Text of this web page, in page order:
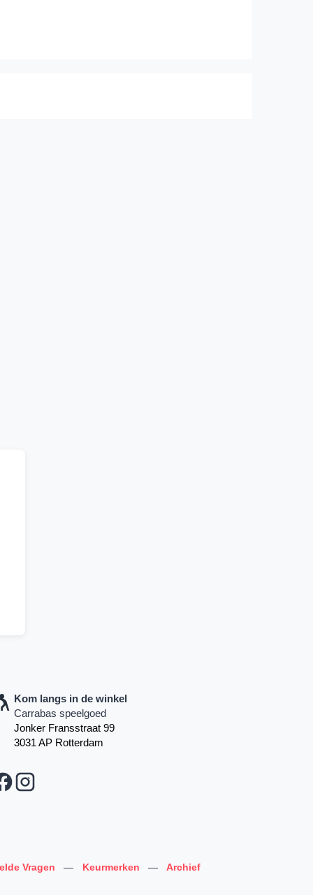
Kom langs in de winkel
Carrabas speelgoed
Jonker Fransstraat 99
3031 AP Rotterdam
Vragen — Keurmerken — Archief